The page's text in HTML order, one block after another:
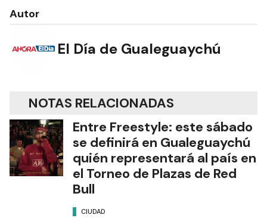
Autor
El Día de Gualeguaychú
NOTAS RELACIONADAS
Entre Freestyle: este sábado
se definirá en Gualeguaychú
quién representará al país en
el Torneo de Plazas de Red
Bull
CIUDAD